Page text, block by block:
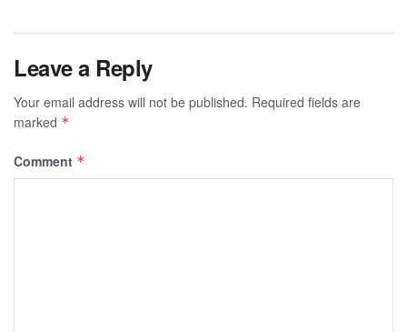
Leave a Reply
Your email address will not be published. Required fields are
marked *
Comment *